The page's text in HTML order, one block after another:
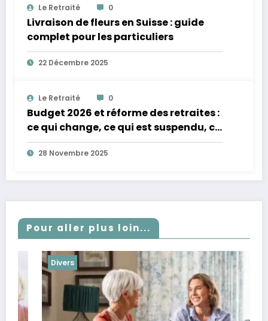
Le Retraité 0
Livraison de fleurs en Suisse : guide
complet pour les particuliers
22 Décembre 2025
Le Retraité 0
Budget 2026 et réforme des retraites :
ce qui change, ce qui est suspendu, ce
qui revient
28 Novembre 2025
Pour aller plus loin...
Divers